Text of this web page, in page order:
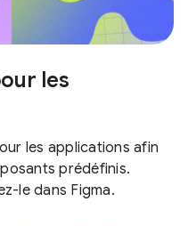
les
les applications afin
prédéfinis.
le dans Figma.